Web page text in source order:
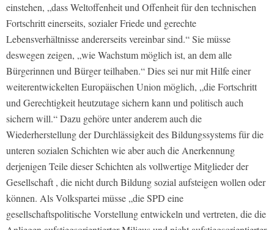
einstehen, „dass Weltoffenheit und Offenheit für den technischen
Fortschritt einerseits, sozialer Friede und gerechte
Lebensverhältnisse andererseits vereinbar sind.“ Sie müsse
deswegen zeigen, „wie Wachstum möglich ist, an dem alle
Bürgerinnen und Bürger teilhaben.“ Dies sei nur mit Hilfe einer
weiterentwickelten Europäischen Union möglich, „die Fortschritt
und Gerechtigkeit heutzutage sichern kann und politisch auch
sichern will.“ Dazu gehöre unter anderem auch die
Wiederherstellung der Durchlässigkeit des Bildungssystems für die
unteren sozialen Schichten wie aber auch die Anerkennung
derjenigen Teile dieser Schichten als vollwertige Mitglieder der
Gesellschaft , die nicht durch Bildung sozial aufsteigen wollen oder
können. Als Volkspartei müsse „die SPD eine
gesellschaftspolitische Vorstellung entwickeln und vertreten, die die